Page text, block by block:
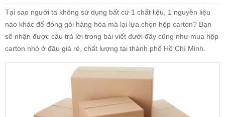
Tại sao người ta không sử dụng bất cứ 1 chất liệu, 1 nguyên liệu
nào khác để đóng gói hàng hóa mà lại lựa chọn hộp carton? Bạn
sẽ nhận được câu trả lời trong bài viết dưới đây cũng như mua hộp
carton nhỏ ở đâu giá rẻ, chất lượng tại thành phố Hồ Chí Minh.